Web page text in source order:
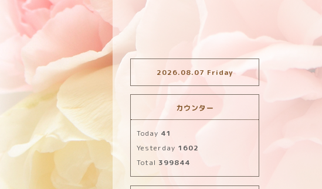
2026.08.07 Friday
カウンター
Today 41
Yesterday 1602
Total 399844